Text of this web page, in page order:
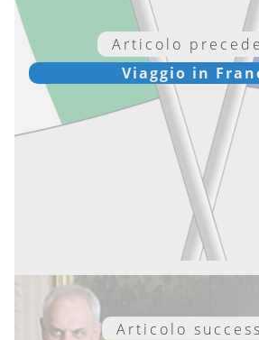
Articolo
Viaggio in
Articolo